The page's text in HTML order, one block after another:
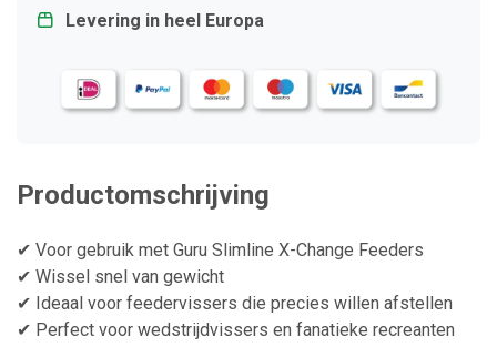
Levering in heel Europa
Productomschrijving
✔ Voor gebruik met Guru Slimline X-Change Feeders
✔ Wissel snel van gewicht
✔ Ideaal voor feedervissers die precies willen afstellen
✔ Perfect voor wedstrijdvissers en fanatieke recreanten